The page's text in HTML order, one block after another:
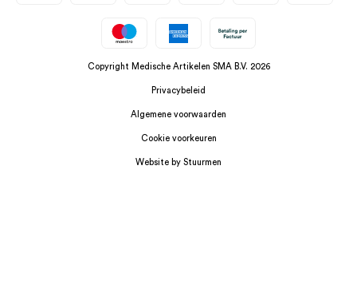
Copyright Medische Artikelen SMA B.V. 2026
Privacybeleid
Algemene voorwaarden
Cookie voorkeuren
Website by Stuurmen